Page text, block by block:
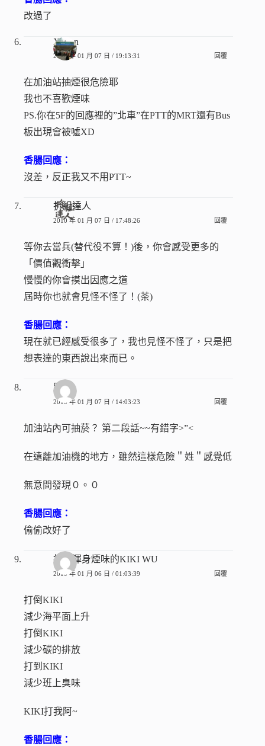
改過了
Ximen
2010 年 01 月 07 日 / 19:13:31 回覆
在加油站抽煙很危險耶
我也不喜歡煙味
PS.你在5F的回應裡的”北車”在PTT的MRT還有Bus
板出現會被噓XD
香腸回應：
沒差，反正我又不用PTT~
拆組達人
2010 年 01 月 07 日 / 17:48:26 回覆
等你去當兵(替代役不算！)後，你會感受更多的
「價值觀衝擊」
慢慢的你會摸出因應之道
屆時你也就會見怪不怪了！(茶)
香腸回應：
現在就已經感受很多了，我也見怪不怪了，只是把
想表達的東西說出來而已。
路過
2010 年 01 月 07 日 / 14:03:23 回覆
加油站內可抽菸？ 第二段話~~有錯字>”<
在遠離加油機的地方，雖然這樣危險＂姓＂感覺低
無意間發現０。０
香腸回應：
偷偷改好了
打倒渾身煙味的KIKI WU
2010 年 01 月 06 日 / 01:03:39 回覆
打倒KIKI
減少海平面上升
打倒KIKI
減少碳的排放
打到KIKI
減少班上臭味
KIKI打我阿~
香腸回應：